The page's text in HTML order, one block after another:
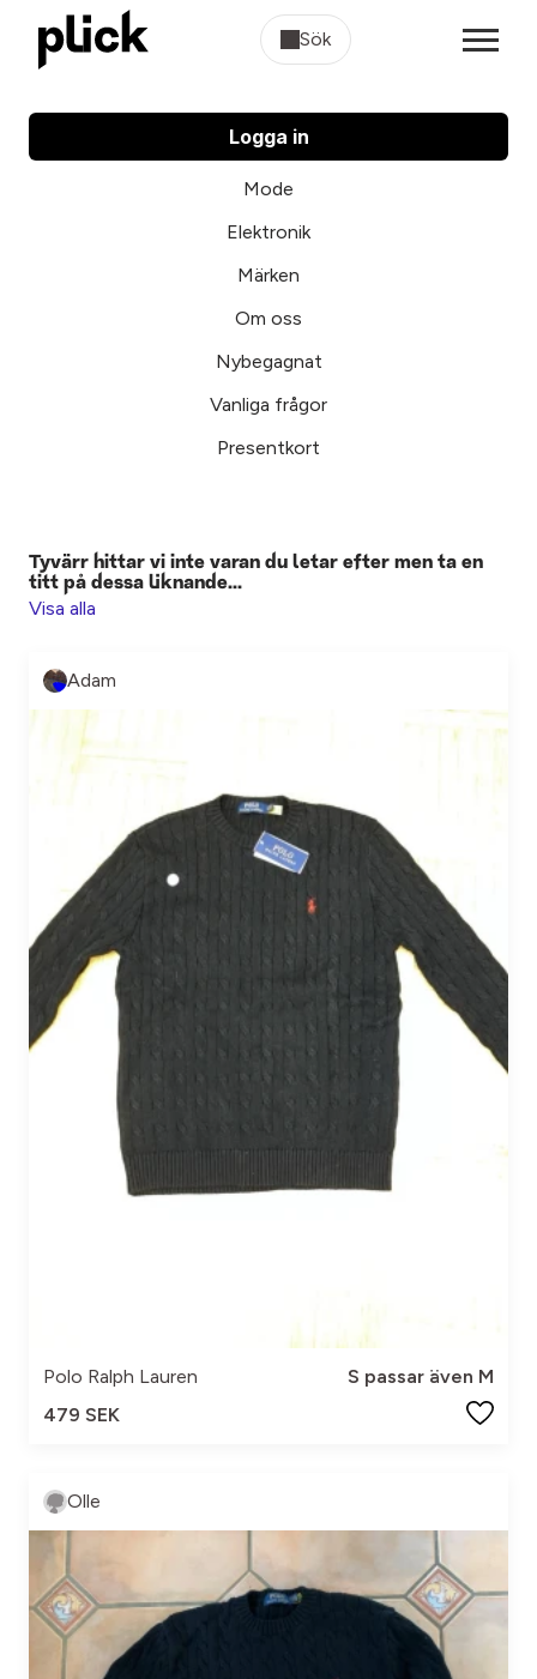
Sök
Logga in
Mode
Elektronik
Märken
Om oss
Nybegagnat
Vanliga frågor
Presentkort
Tyvärr hittar vi inte varan du letar efter men ta en
titt på dessa liknande...
Visa alla
Adam
Polo Ralph Lauren
S passar även M
479 SEK
Olle